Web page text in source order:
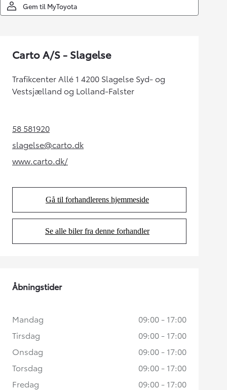
Gem til MyToyota
Carto A/S - Slagelse
Trafikcenter Allé 1 4200 Slagelse Syd- og
Vestsjælland og Lolland-Falster
58 581920(Opens in new tab)
slagelse@carto.dk
(Opens in new tab)
www.carto.dk/(Opens in new tab)
Gå til forhandlerens hjemmeside
(Opens in new tab)
Se alle biler fra denne forhandler
(Opens in new tab)
Åbningstider
Mandag
09:00 - 17:00
Tirsdag
09:00 - 17:00
Onsdag
09:00 - 17:00
Torsdag
09:00 - 17:00
Fredag
09:00 - 17:00